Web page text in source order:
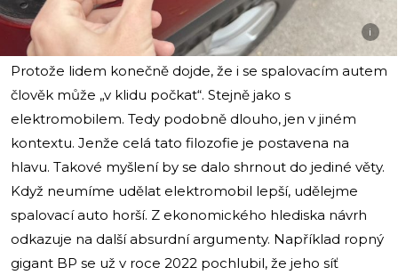
i
Protože lidem konečně dojde, že i se spalovacím autem
člověk může „v klidu počkat“. Stejně jako s
elektromobilem. Tedy podobně dlouho, jen v jiném
kontextu. Jenže celá tato filozofie je postavena na
hlavu. Takové myšlení by se dalo shrnout do jediné věty.
Když neumíme udělat elektromobil lepší, udělejme
spalovací auto horší. Z ekonomického hlediska návrh
odkazuje na další absurdní argumenty. Například ropný
gigant BP se už v roce 2022 pochlubil, že jeho síť